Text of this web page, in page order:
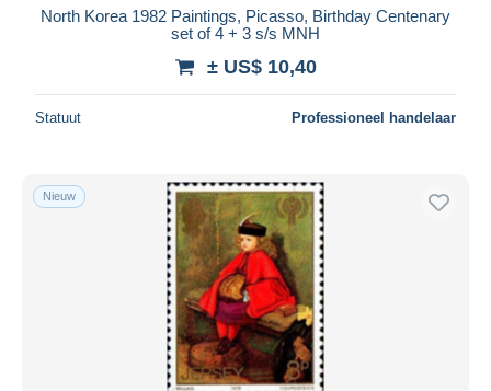
North Korea 1982 Paintings, Picasso, Birthday Centenary
set of 4 + 3 s/s MNH
± US$ 10,40
Statuut Professioneel handelaar
Nieuw